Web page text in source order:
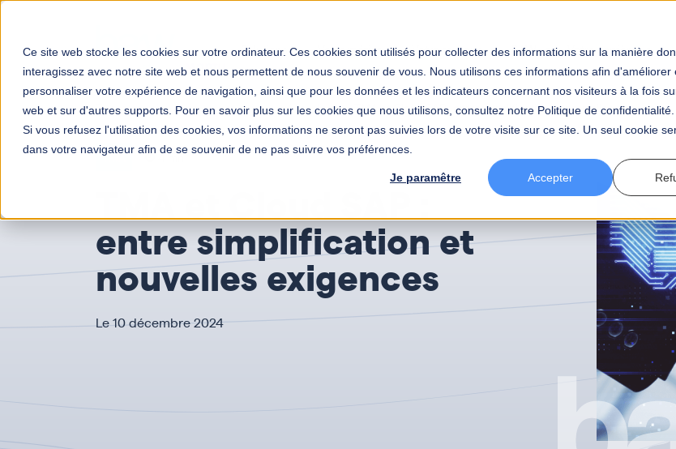
Ce site web stocke les cookies sur votre ordinateur. Ces cookies sont utilisés pour collecter des informations sur la manière
interagissez avec notre site web et nous permettent de nous souvenir de vous. Nous utilisons ces informations afin d'améliorer
personnaliser votre expérience de navigation, ainsi que pour les données et les indicateurs concernant nos visiteurs à la fois
web et sur d'autres supports. Pour en savoir plus sur les cookies que nous utilisons, consultez notre Politique de confidentialité.
Si vous refusez l'utilisation des cookies, vos informations ne seront pas suivies lors de votre visite sur ce site. Un seul cookie
dans votre navigateur afin de se souvenir de ne pas suivre vos préférences.
Je paramêtre Accepter
Solutions Votre métier Votre secteur BAW Votre carrière
Transformation digitale entreprises Actualités TMA et Cloud SAP : entre simplification et nouvelles exigences
TMA 4 mn
entre simplification et
nouvelles exigences
Le 10 décembre 2024